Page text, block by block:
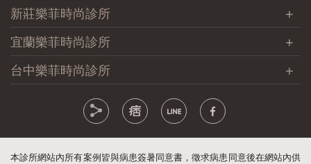
新莊樂菲時尚診所
宜蘭樂菲時尚診所
台中樂菲時尚診所
本診所網站內所有案例皆與病患簽暑同意書，徵求病患同意後在網站內供